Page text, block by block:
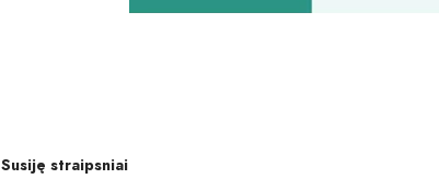
Susiję straipsniai